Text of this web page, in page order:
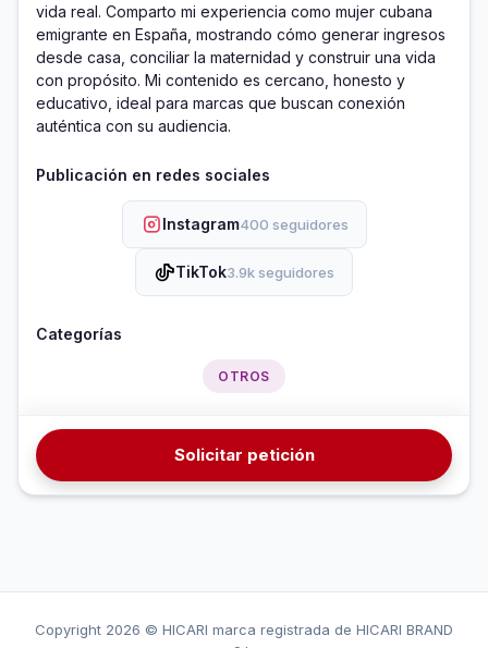
vida real. Comparto mi experiencia como mujer cubana
emigrante en España, mostrando cómo generar ingresos
desde casa, conciliar la maternidad y construir una vida
con propósito. Mi contenido es cercano, honesto y
educativo, ideal para marcas que buscan conexión
auténtica con su audiencia.
Publicación en redes sociales
Instagram400 seguidores
TikTok3.9k seguidores
Categorías
OTROS
Solicitar petición
Copyright 2026 © HICARI marca registrada de HICARI BRAND